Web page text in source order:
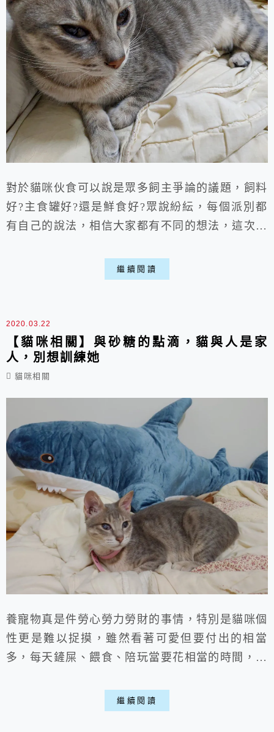
對於貓咪伙食可以說是眾多飼主爭論的議題，飼料
好?主食罐好?還是鮮食好?眾說紛紜，每個派別都
有自己的說法，相信大家都有不同的想法，這次就
看喵。 一、簡介: 自然食10-好心肝(約130):
▶正面: 很卡哇伊的外包裝，有品牌跟簡單的介
都很清楚，不用擔心參雜怪東西。 ▶內容物: ...
繼續閱讀
2020.03.22
【貓咪相關】與砂糖的點滴，貓與人是家
人，別想訓練她
貓咪相關
養寵物真是件勞心勞力勞財的事情，特別是貓咪個
性更是難以捉摸，雖然看著可愛但要付出的相當
多，每天鏟屎、餵食、陪玩當要花相當的時間，如
必慎思，不要一時衝動讓自己跟貓貓都活的不快樂
喵。 養貓不像養狗，狗狗大多都比較乖些，貓咪
繼續閱讀